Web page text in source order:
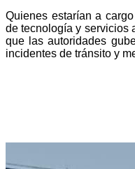
Quienes estarían a
de tecnología y servicios
que las autoridades
incidentes de tránsito y